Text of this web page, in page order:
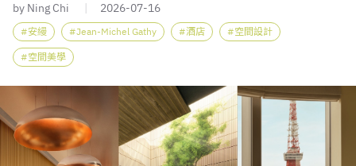
by Ning Chi 2026-07-16
安縵 Jean-Michel Gathy 酒店 空間設計
空間美學